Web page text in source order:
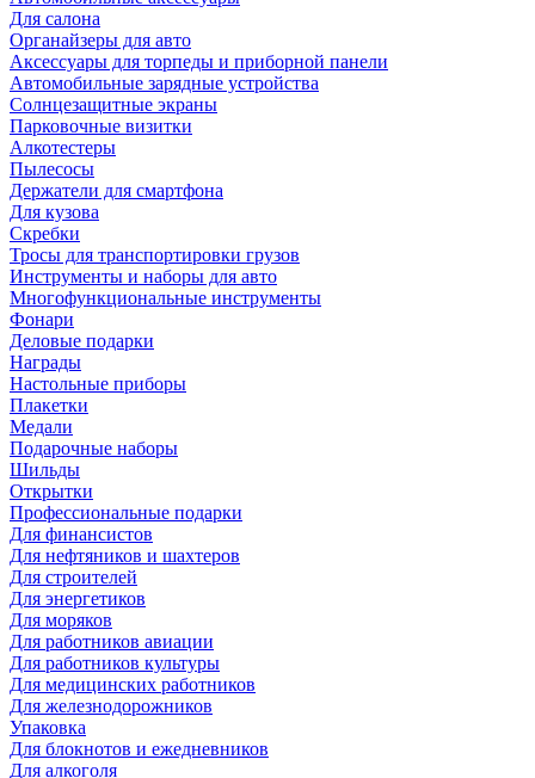
Для салона
Органайзеры для авто
Аксессуары для торпеды и приборной панели
Автомобильные зарядные устройства
Солнцезащитные экраны
Парковочные визитки
Алкотестеры
Пылесосы
Держатели для смартфона
Для кузова
Скребки
Тросы для транспортировки грузов
Инструменты и наборы для авто
Многофункциональные инструменты
Фонари
Деловые подарки
Награды
Настольные приборы
Плакетки
Медали
Подарочные наборы
Шильды
Открытки
Профессиональные подарки
Для финансистов
Для нефтяников и шахтеров
Для строителей
Для энергетиков
Для моряков
Для работников авиации
Для работников культуры
Для медицинских работников
Для железнодорожников
Упаковка
Для блокнотов и ежедневников
Для алкоголя